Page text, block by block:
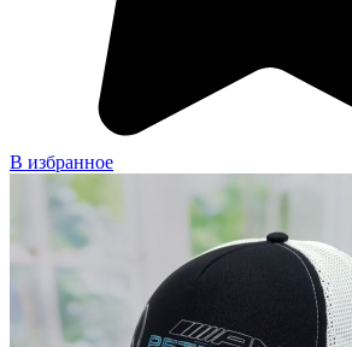
В избранное